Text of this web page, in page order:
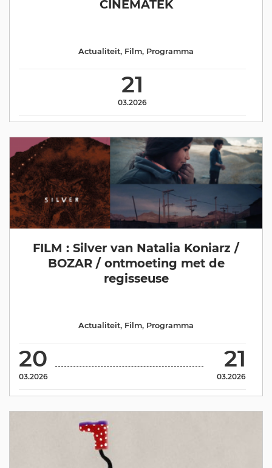
CINEMATEK
21
03.2026
Actualiteit, Film, Programma
FILM : Silver van Natalia Koniarz /
BOZAR / ontmoeting met de
regisseuse
20
03.2026
21
03.2026
Actualiteit, Film, Programma